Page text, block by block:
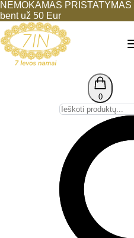
NEMOKAMAS
bent už 50 Eur
0